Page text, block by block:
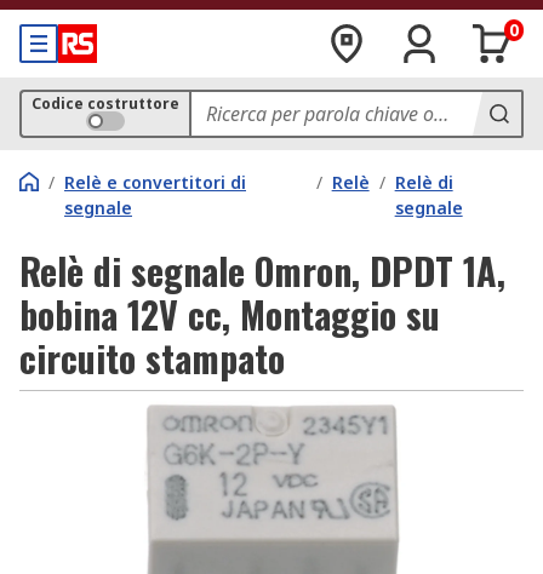
0
Codice costruttore
/ Relè e convertitori di
segnale
/ Relè / Relè di
segnale
Relè di segnale Omron, DPDT 1A,
bobina 12V cc, Montaggio su
circuito stampato